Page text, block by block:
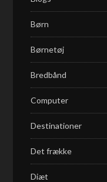
Børn
Børnetøj
Bredbånd
Computer
Destinationer
Det frække
Diæt